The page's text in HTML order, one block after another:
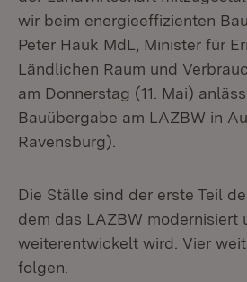
wir beim energieeffizienten
Peter Hauk MdL, Minister für
Ländlichen Raum und
am Donnerstag (11. Mai)
Bauübergabe am LAZBW in
Ravensburg).
Die Ställe sind der erste Teil
dem das LAZBW modernisiert
weiterentwickelt wird. Vier
folgen.